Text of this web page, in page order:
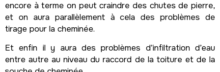
encore à terme on peut craindre des chutes de pierre,
et on aura parallèlement à cela des problèmes de
tirage pour la cheminée.
Et enfin il y aura des problèmes d’infiltration d’eau
entre autre au niveau du raccord de la toiture et de la